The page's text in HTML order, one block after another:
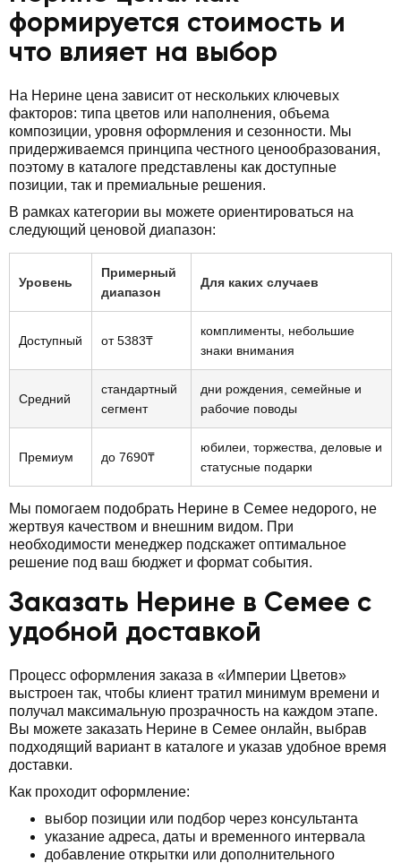
формируется стоимость и
что влияет на выбор
На Нерине цена зависит от нескольких ключевых
факторов: типа цветов или наполнения, объема
композиции, уровня оформления и сезонности. Мы
придерживаемся принципа честного ценообразования,
поэтому в каталоге представлены как доступные
позиции, так и премиальные решения.
В рамках категории вы можете ориентироваться на
следующий ценовой диапазон:
Уровень
Примерный
диапазон
Для каких случаев
Доступный от 5383₸
комплименты, небольшие
знаки внимания
Средний
стандартный
сегмент
дни рождения, семейные и
рабочие поводы
Премиум до 7690₸
юбилеи, торжества, деловые и
статусные подарки
Мы помогаем подобрать Нерине в Семее недорого, не
жертвуя качеством и внешним видом. При
необходимости менеджер подскажет оптимальное
решение под ваш бюджет и формат события.
Заказать Нерине в Семее с
удобной доставкой
Процесс оформления заказа в «Империи Цветов»
выстроен так, чтобы клиент тратил минимум времени и
получал максимальную прозрачность на каждом этапе.
Вы можете заказать Нерине в Семее онлайн, выбрав
подходящий вариант в каталоге и указав удобное время
доставки.
Как проходит оформление:
выбор позиции или подбор через консультанта
указание адреса, даты и временного интервала
добавление открытки или дополнительного